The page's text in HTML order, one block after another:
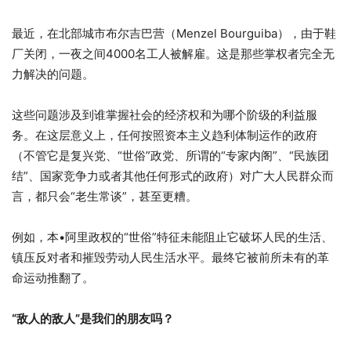
最近，在北部城市布尔吉巴营（Menzel Bourguiba），由于鞋
厂关闭，一夜之间4000名工人被解雇。这是那些掌权者完全无
力解决的问题。
这些问题涉及到谁掌握社会的经济权和为哪个阶级的利益服
务。在这层意义上，任何按照资本主义趋利体制运作的政府
（不管它是复兴党、“世俗”政党、所谓的“专家内阁”、“民族团
结”、国家竞争力或者其他任何形式的政府）对广大人民群众而
言，都只会“老生常谈”，甚至更糟。
例如，本•阿里政权的“世俗”特征未能阻止它破坏人民的生活、
镇压反对者和摧毁劳动人民生活水平。最终它被前所未有的革
命运动推翻了。
“敌人的敌人”是我们的朋友吗？